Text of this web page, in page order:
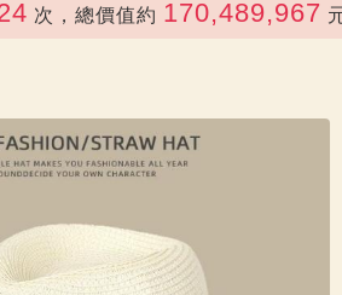
次，總價值約 170,489,967 元